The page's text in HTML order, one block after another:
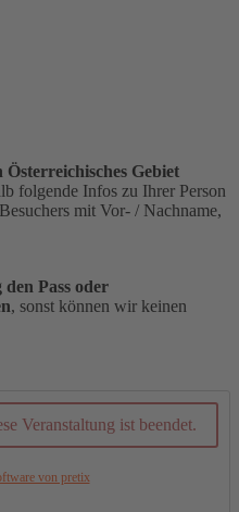
Gebiet
folgende Infos zu Ihrer Person
mit Vor- / Nachname,
Pass oder
, sonst können wir keinen
Veranstaltung ist beendet.
von pretix